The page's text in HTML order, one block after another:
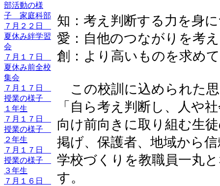
部活動の様
子 家庭科部
７月２２日
夏休み絆学習
会
７月１７日
夏休み前全校
集会
７月１７日
授業の様子
１年生
７月１７日
授業の様子
２年生
７月１７日
授業の様子
３年生
７月１６日
知：考え判断する力を身
愛：自他のつながりを考
創：より高いものを求め
この校訓に込められた
「自ら考え判断し、人や
向け前向きに取り組む生
掲げ、保護者、地域から
学校づくりを教職員一丸
す。